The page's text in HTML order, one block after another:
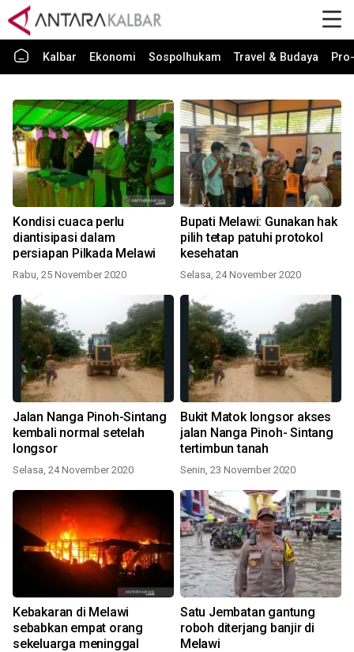
Kalbar Ekonomi Sospolhukam Travel & Budaya
Kondisi cuaca perlu
diantisipasi dalam
persiapan Pilkada Melawi
Rabu, 25 November 2020
Bupati Melawi: Gunakan hak
pilih tetap patuhi protokol
kesehatan
Selasa, 24 November 2020
Jalan Nanga Pinoh-Sintang
kembali normal setelah
longsor
Selasa, 24 November 2020
Bukit Matok longsor akses
jalan Nanga Pinoh- Sintang
tertimbun tanah
Senin, 23 November 2020
Kebakaran di Melawi
sebabkan empat orang
sekeluarga meninggal
Satu Jembatan gantung
roboh diterjang banjir di
Melawi